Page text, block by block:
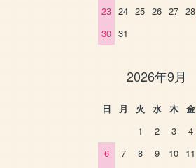
23 24 25 26 27 28
30 31
2026年9月
日 月 火 水 木 金
1
2 3 4
6
7 8 9 10 11